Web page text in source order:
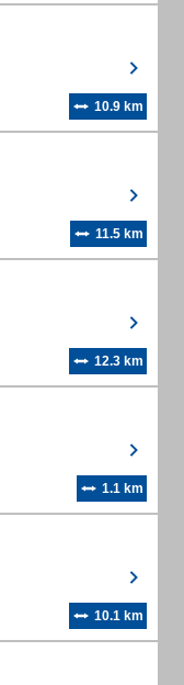
10.9 km
11.5 km
12.3 km
1.1 km
10.1 km